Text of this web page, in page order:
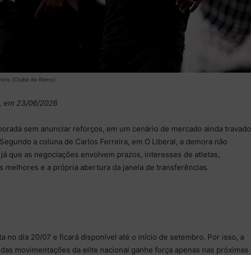
(Clube do Remo)
em 23/06/2026
sem anunciar reforços, em um cenário de mercado ainda travado
a coluna de Carlos Ferreira, em O Liberal, a demora não
que as negociações envolvem prazos, interesses de atletas,
melhores e a própria abertura da janela de transferências.
no dia 20/07 e ficará disponível até o início de setembro. Por isso, a
movimentações da elite nacional ganhe força apenas nas próximas